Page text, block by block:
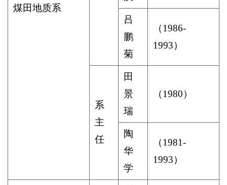
煤田地质系
吕
鹏
菊
（1986-
1993）
系
主
任
田
景
瑞
（1980）
陶
华
学
（1981-
1993）